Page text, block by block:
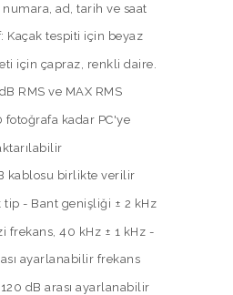
numara, ad, tarih ve saat
Kaçak tespiti için beyaz
için çapraz, renkli daire.
RMS ve MAX RMS
fotoğrafa kadar PC'ye
kablosu birlikte verilir
tip - Bant genişliği ± 2 kHz
frekans, 40 kHz ± 1 kHz -
ayarlanabilir frekans
120 dB arası ayarlanabilir